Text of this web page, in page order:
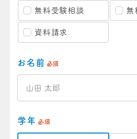
無料受験相談 無
資料請求
お名前 必須
学年 必須